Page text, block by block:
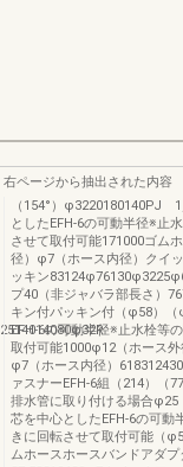
右ページから抽出された内容
（154°）φ3220180140PJ
としたEFH-6の可動半径※止
させて取付可能171000ゴム
径）φ7（ホース内径）クイ
ッキン
プ40（非ジャバラ部長さ）
キン付パッキン付（φ58）
EFH-6の可動半径※止水栓等
取付可能1000φ12（ホース
φ7（ホース内径）
ァスナーEFH-6組（214）（
排水管に取り付ける場合φ25
芯を中心としたEFH-6の可
きに回転させて取付可能（
ムホースホースバンドアダ